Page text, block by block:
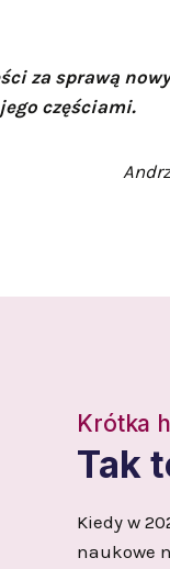
za sprawą
częściami.
Krótka
Tak
Kiedy w
naukowe